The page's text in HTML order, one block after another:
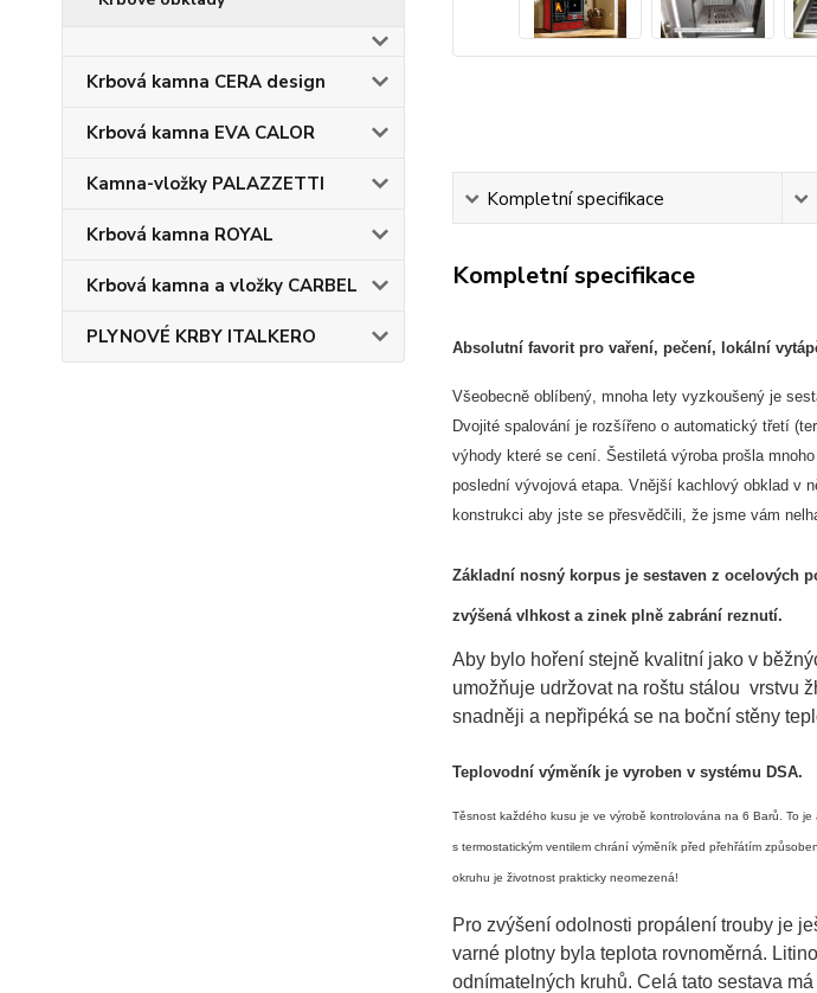
Krbová kamna CERA design
Krbová kamna EVA CALOR
Kamna-vložky PALAZZETTI
Krbová kamna ROYAL
Krbová kamna a vložky CARBEL
PLYNOVÉ KRBY ITALKERO
Kompletní specifikace
Kompletní specifikace
Absolutní favorit pro vaření, pečení, lokální
Všeobecně oblíbený, mnoha lety vyzkoušený je
Dvojité spalování je rozšířeno o automatický třetí
výhody které se cení. Šestiletá výroba prošla
poslední vývojová etapa. Vnější kachlový obklad v
konstrukci aby jste se přesvědčili, že jsme vám
Základní nosný korpus je sestaven z ocelových
zvýšená vlhkost a zinek plně zabrání reznutí.
Aby bylo hoření stejně kvalitní jako v
umožňuje udržovat na roštu stálou vrstvu
snadněji a nepřipéká se na boční stěny
Teplovodní výměník je vyroben v systému DSA.
Těsnost každého kusu je ve výrobě kontrolována na 6 Barů. To
s termostatickým ventilem chrání výměník před přehřátím
okruhu je životnost prakticky neomezená!
Pro zvýšení odolnosti propálení trouby je
varné plotny byla teplota rovnoměrná.
odnímatelných kruhů. Celá tato sestava